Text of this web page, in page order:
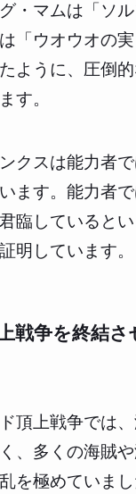
・マムは「ソ
「ウオウオの実
ように、圧倒
す。
クスは能力者
ます。能力者
臨していると
明しています。
戦争を終結さ
頂上戦争では
、多くの海賊
を極めていまし